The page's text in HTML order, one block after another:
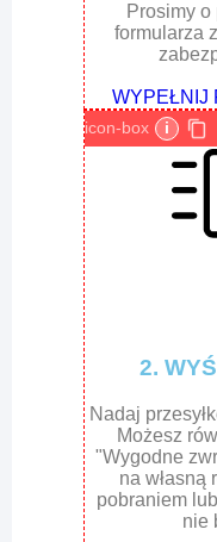
Prosimy o
formularza
WYPEŁNIJ
2.
Nadaj
Możesz
"Wygodne
na własną
pobraniem
nie
icon-box i